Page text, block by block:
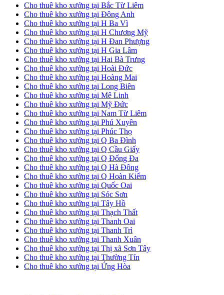
Cho thuê kho xưởng tại Bắc Từ Liêm
Cho thuê kho xưởng tại Đông Anh
Cho thuê kho xưởng tại H Ba Vì
Cho thuê kho xưởng tại H Chương Mỹ
Cho thuê kho xưởng tại H Đan Phượng
Cho thuê kho xưởng tại H Gia Lâm
Cho thuê kho xưởng tại Hai Bà Trưng
Cho thuê kho xưởng tại Hoài Đức
Cho thuê kho xưởng tại Hoàng Mai
Cho thuê kho xưởng tại Long Biên
Cho thuê kho xưởng tại Mê Linh
Cho thuê kho xưởng tại Mỹ Đức
Cho thuê kho xưởng tại Nam Từ Liêm
Cho thuê kho xưởng tại Phú Xuyên
Cho thuê kho xưởng tại Phúc Thọ
Cho thuê kho xưởng tại Q Ba Đình
Cho thuê kho xưởng tại Q Cầu Giấy
Cho thuê kho xưởng tại Q Đống Đa
Cho thuê kho xưởng tại Q Hà Đông
Cho thuê kho xưởng tại Q Hoàn Kiếm
Cho thuê kho xưởng tại Quốc Oai
Cho thuê kho xưởng tại Sóc Sơn
Cho thuê kho xưởng tại Tây Hồ
Cho thuê kho xưởng tại Thạch Thất
Cho thuê kho xưởng tại Thanh Oai
Cho thuê kho xưởng tại Thanh Trì
Cho thuê kho xưởng tại Thanh Xuân
Cho thuê kho xưởng tại Thị xã Sơn Tây
Cho thuê kho xưởng tại Thường Tín
Cho thuê kho xưởng tại Ứng Hòa